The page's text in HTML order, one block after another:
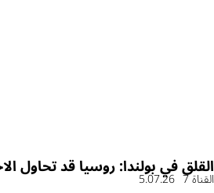
القلق في بولندا: روسيا قد تحاول
القناة 7 5.07.26